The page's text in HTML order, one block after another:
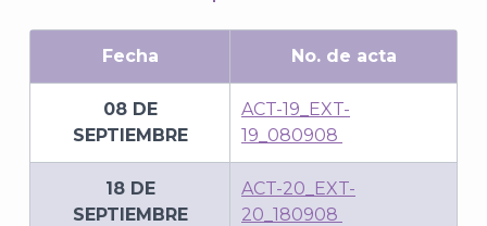
Fecha No. de acta
08 DE
SEPTIEMBRE
ACT-19_EXT-
19_080908
18 DE
SEPTIEMBRE
ACT-20_EXT-
20_180908